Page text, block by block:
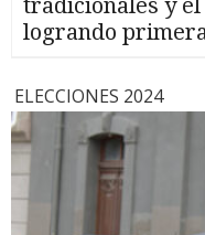
tradicionales y el
logrando
ELECCIONES 2024